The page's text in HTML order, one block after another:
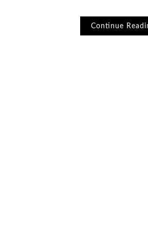
Continue